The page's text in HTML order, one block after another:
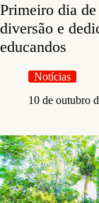
Primeiro dia
diversão e
educandos
Notícias
10 de outubro